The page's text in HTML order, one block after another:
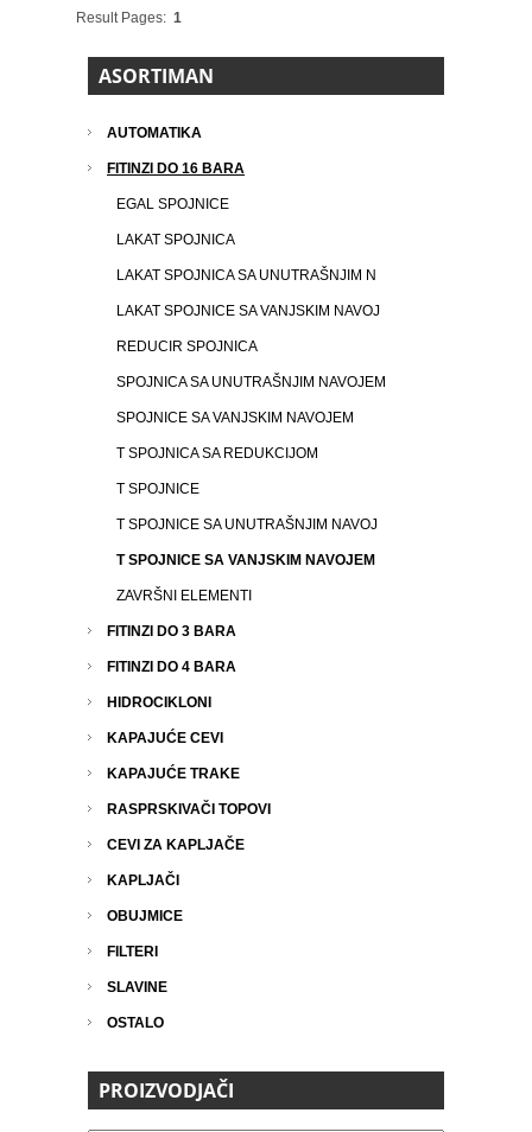
Result Pages: 1
ASORTIMAN
AUTOMATIKA
FITINZI DO 16 BARA
EGAL SPOJNICE
LAKAT SPOJNICA
LAKAT SPOJNICA SA UNUTRAŠNJIM N
LAKAT SPOJNICE SA VANJSKIM NAVOJ
REDUCIR SPOJNICA
SPOJNICA SA UNUTRAŠNJIM NAVOJEM
SPOJNICE SA VANJSKIM NAVOJEM
T SPOJNICA SA REDUKCIJOM
T SPOJNICE
T SPOJNICE SA UNUTRAŠNJIM NAVOJ
T SPOJNICE SA VANJSKIM NAVOJEM
ZAVRŠNI ELEMENTI
FITINZI DO 3 BARA
FITINZI DO 4 BARA
HIDROCIKLONI
KAPAJUĆE CEVI
KAPAJUĆE TRAKE
RASPRSKIVAČI TOPOVI
CEVI ZA KAPLJAČE
KAPLJAČI
OBUJMICE
FILTERI
SLAVINE
OSTALO
PROIZVODJAČI